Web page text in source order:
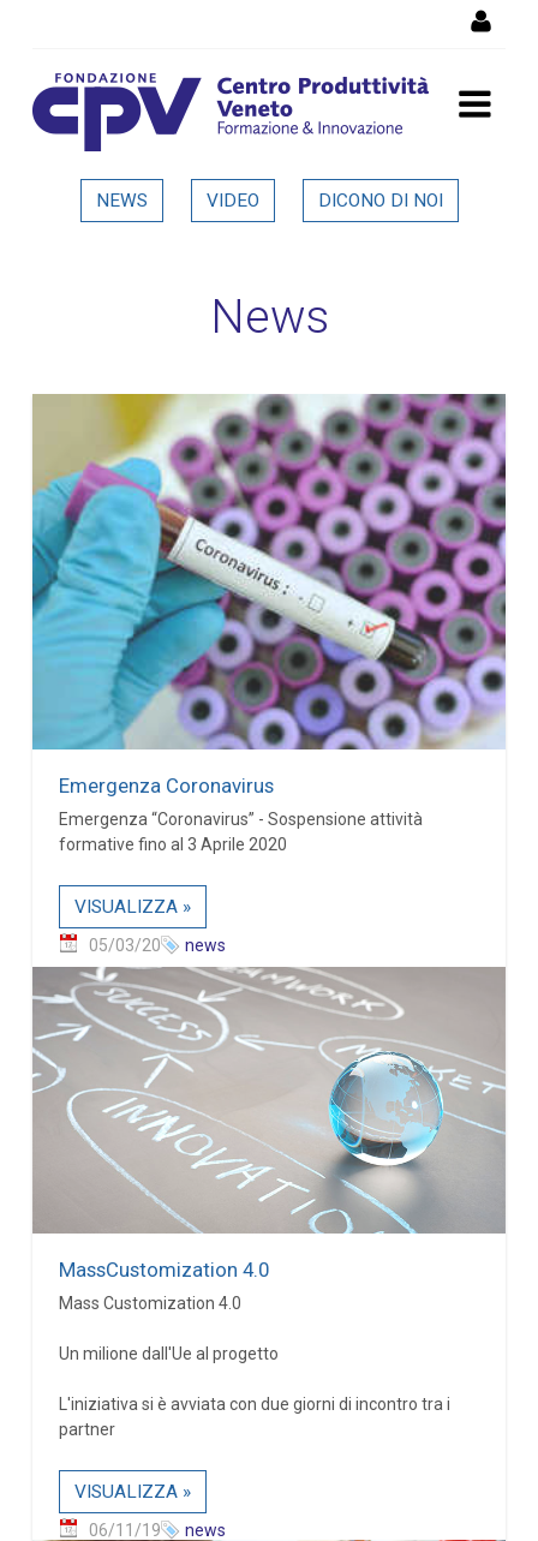
Dettaglio in evidenza
NEWS VIDEO DICONO DI NOI
News
Emergenza Coronavirus
Emergenza “Coronavirus” - Sospensione attività
formative fino al 3 Aprile 2020
VISUALIZZA »
05/03/20 news
MassCustomization 4.0
Mass Customization 4.0
Un milione dall'Ue al progetto
L'iniziativa si è avviata con due giorni di incontro tra i
partner
VISUALIZZA »
06/11/19 news